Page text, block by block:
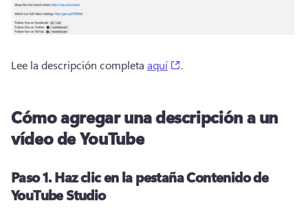
Lee la descripción completa aquí .
Cómo agregar una descripción a un
vídeo de YouTube
Paso 1.Haz clic en la pestaña Contenido de
YouTube Studio